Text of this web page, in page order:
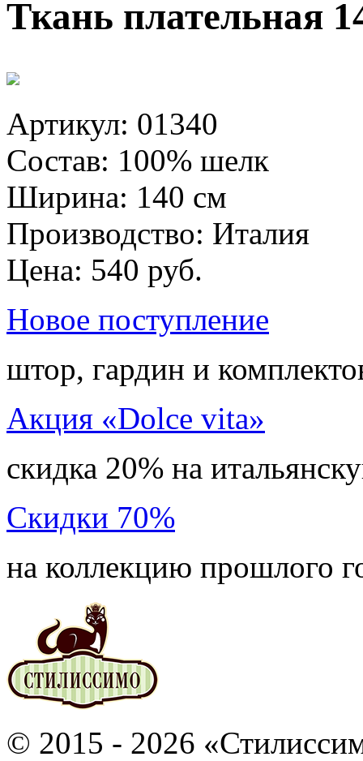
Ткань плательная
Артикул: 01340
Состав: 100% шелк
Ширина: 140 см
Производство: Италия
Цена: 540 руб.
Новое поступление
штор, гардин и
Акция «Dolce vita»
скидка 20% на
Скидки 70%
на коллекцию прошлого
© 2015 - 2026